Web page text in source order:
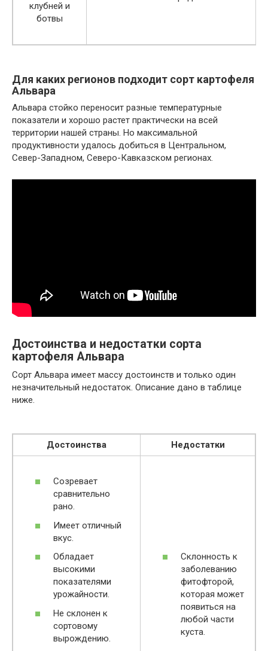
клубней и
ботвы
Для каких регионов подходит сорт картофеля
Альвара
Альвара стойко переносит разные температурные
показатели и хорошо растет практически на всей
территории нашей страны. Но максимальной
продуктивности удалось добиться в Центральном,
Север-Западном, Северо-Кавказском регионах.
Достоинства и недостатки сорта
картофеля Альвара
Сорт Альвара имеет массу достоинств и только один
незначительный недостаток. Описание дано в таблице
ниже.
Достоинства Недостатки
Созревает
сравнительно
рано.
Имеет отличный
вкус.
Обладает
высокими
показателями
урожайности.
Не склонен к
сортовому
вырождению.
Склонность к
заболеванию
фитофторой,
которая может
появиться на
любой части
куста.